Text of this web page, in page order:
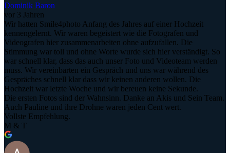
Dominik Baron
vor 3 Jahren
Wir hatten Smile4photo Anfang des Jahres auf einer Hochzeit
kennengelernt. Wir waren begeistert wie die Fotografen und
Videografen hier zusammenarbeiten ohne aufzufallen. Die
Stimmung war toll und ohne Worte wurde sich hier verständigt. So
war schnell klar, dass das auch unser Foto und Videoteam werden
muss. Wir vereinbarten ein Gespräch und uns war während des
Gespräches schnell klar dass wir keinen anderen wollen. Die
Hochzeit war letzte Woche und wir bereuen keine Sekunde.
Die ersten Fotos sind der Wahnsinn. Danke an Akis und Sein Team.
Auch Pauline und ihre Drohne waren jeden Cent wert.
Vollste Empfehlung.
M & T